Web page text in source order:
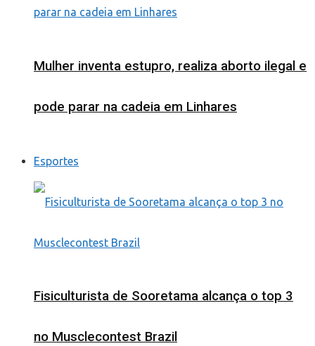
Mulher inventa estupro, realiza aborto ilegal e
pode parar na cadeia em Linhares
Esportes
Fisiculturista de Sooretama alcança o top 3
no Musclecontest Brazil